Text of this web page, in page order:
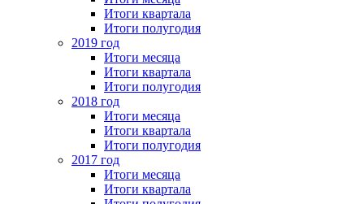
Итоги квартала
Итоги полугодия
2019 год
Итоги месяца
Итоги квартала
Итоги полугодия
2018 год
Итоги месяца
Итоги квартала
Итоги полугодия
2017 год
Итоги месяца
Итоги квартала